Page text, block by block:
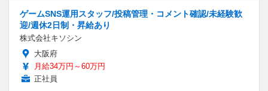
ゲームSNS運用スタッフ/投稿管理・コメント確認/未経験歓
迎/週休2日制・昇給あり
株式会社キソシン
大阪府
月給34万円～60万円
正社員